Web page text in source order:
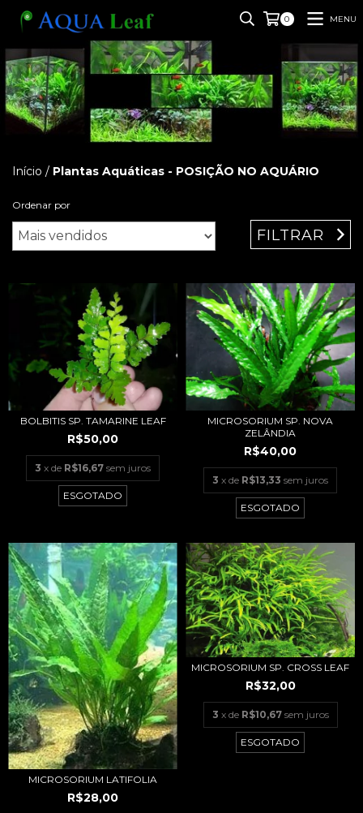
0 MENU
Início / Plantas Aquáticas - POSIÇÃO NO AQUÁRIO
Ordenar por
FILTRAR
BOLBITIS SP. TAMARINE LEAF
R$50,00
3 x de R$16,67 sem juros
ESGOTADO
MICROSORIUM SP. NOVA
ZELÂNDIA
R$40,00
3 x de R$13,33 sem juros
ESGOTADO
MICROSORIUM LATIFOLIA
R$28,00
MICROSORIUM SP. CROSS LEAF
R$32,00
3 x de R$10,67 sem juros
ESGOTADO